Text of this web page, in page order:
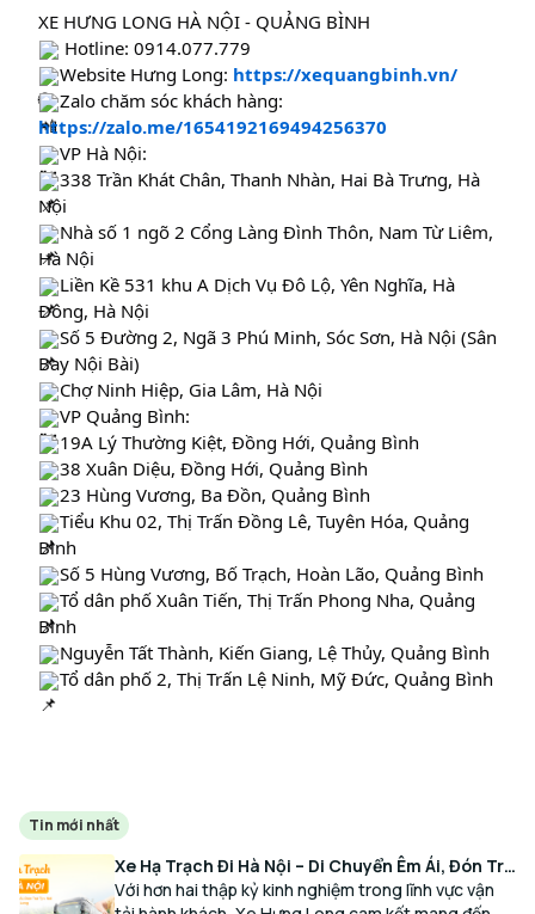
XE HƯNG LONG HÀ NỘI - QUẢNG BÌNH
Hotline: 0914.077.779
Website Hưng Long: https://xequangbinh.vn/
Zalo chăm sóc khách hàng:
https://zalo.me/1654192169494256370
VP Hà Nội:
338 Trần Khát Chân, Thanh Nhàn, Hai Bà Trưng, Hà
Nội
Nhà số 1 ngõ 2 Cổng Làng Đình Thôn, Nam Từ Liêm,
Hà Nội
Liền Kề 531 khu A Dịch Vụ Đô Lộ, Yên Nghĩa, Hà
Đông, Hà Nội
Số 5 Đường 2, Ngã 3 Phú Minh, Sóc Sơn, Hà Nội (Sân
Bay Nội Bài)
Chợ Ninh Hiệp, Gia Lâm, Hà Nội
VP Quảng Bình:
19A Lý Thường Kiệt, Đồng Hới, Quảng Bình
38 Xuân Diệu, Đồng Hới, Quảng Bình
23 Hùng Vương, Ba Đồn, Quảng Bình
Tiểu Khu 02, Thị Trấn Đồng Lê, Tuyên Hóa, Quảng
Bình
Số 5 Hùng Vương, Bố Trạch, Hoàn Lão, Quảng Bình
Tổ dân phố Xuân Tiến, Thị Trấn Phong Nha, Quảng
Bình
Nguyễn Tất Thành, Kiến Giang, Lệ Thủy, Quảng Bình
Tổ dân phố 2, Thị Trấn Lệ Ninh, Mỹ Đức, Quảng Bình
Tin mới nhất
Xe Hạ Trạch Đi Hà Nội – Di Chuyển Êm Ái, Đón Trả
Tận Nơi Cùng Xe Hưng Long
Với hơn hai thập kỷ kinh nghiệm trong lĩnh vực vận